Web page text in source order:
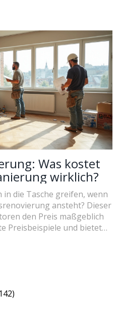
Was kostet
wirklich?
die Tasche greifen, wenn
ansteht? Dieser
den Preis maßgeblich
Preisbeispiele und bietet
kann – ohne an Qualität
was sich bei
wird hier fündig. Klar,